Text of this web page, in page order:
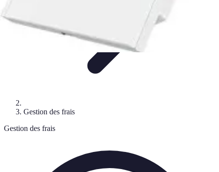
Gestion des frais
Gestion des frais